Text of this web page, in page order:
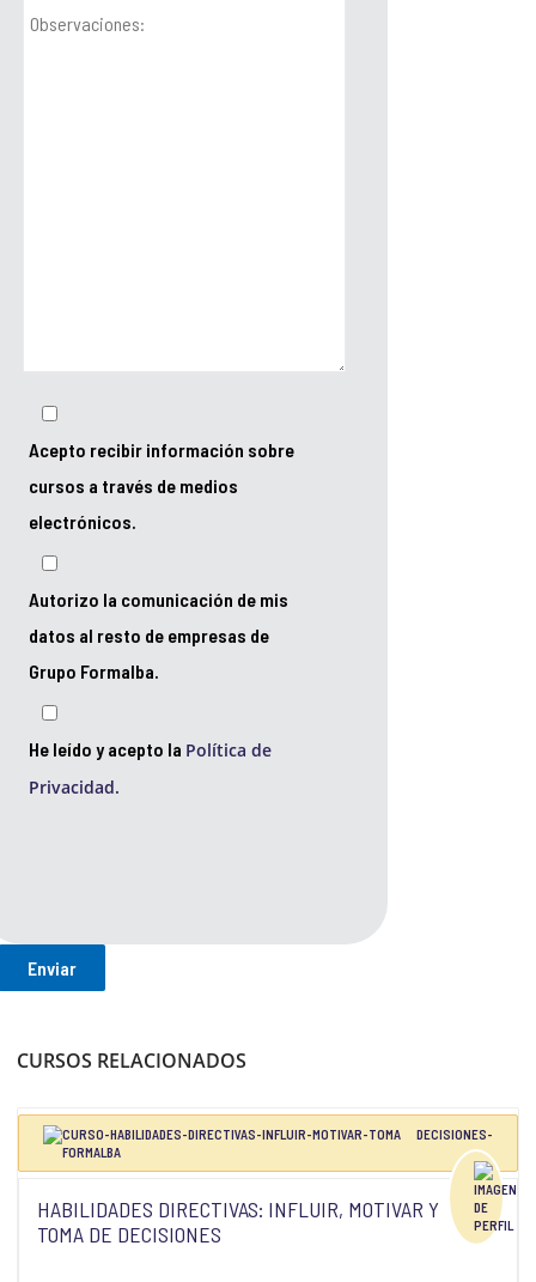
Acepto recibir información sobre
cursos a través de medios
electrónicos.
Autorizo la comunicación de mis
datos al resto de empresas de
Grupo Formalba.
He leído y acepto la Política de
Privacidad.
CURSOS RELACIONADOS
HABILIDADES DIRECTIVAS: INFLUIR, MOTIVAR Y
TOMA DE DECISIONES